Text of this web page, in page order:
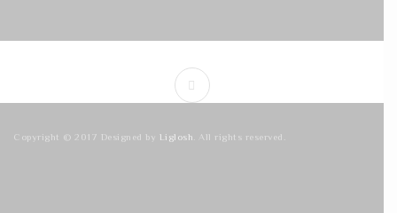
Copyright © 2017 Designed by Liglosh . All rights reserved.